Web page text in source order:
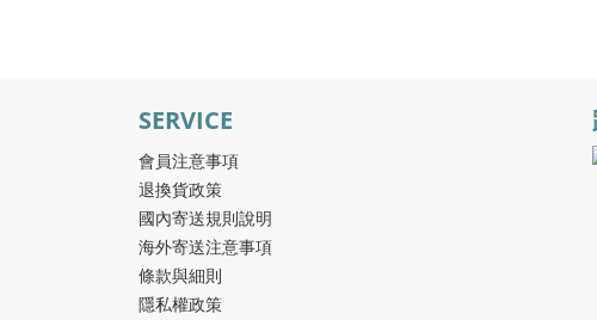
SERVICE
會員注意事項
退換貨政策
國內寄送規則說明
海外寄送注意事項
條款與細則
隱私權政策